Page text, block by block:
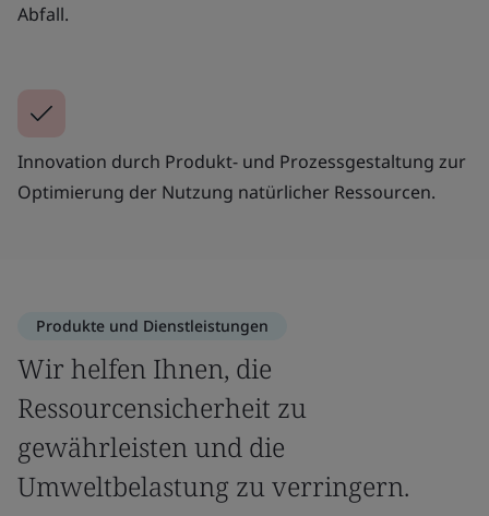
Abfall.
Innovation durch Produkt- und Prozessgestaltung zur
Optimierung der Nutzung natürlicher Ressourcen.
Produkte und Dienstleistungen
Wir helfen Ihnen, die
Ressourcensicherheit zu
gewährleisten und die
Umweltbelastung zu verringern.